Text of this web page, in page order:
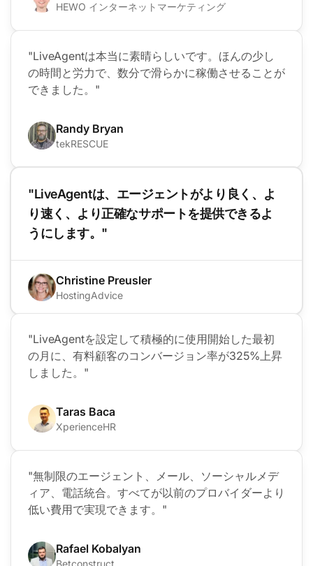
HEWO インターネットマーケティング
"LiveAgentは本当に素晴らしいです。ほんの少し
の時間と労力で、数分で滑らかに稼働させることが
できました。"
Randy Bryan
tekRESCUE
"LiveAgentは、エージェントがより良く、よ
り速く、より正確なサポートを提供できるよ
うにします。"
Christine Preusler
HostingAdvice
"LiveAgentを設定して積極的に使用開始した最初
の月に、有料顧客のコンバージョン率が325%上昇
しました。"
Taras Baca
XperienceHR
"無制限のエージェント、メール、ソーシャルメデ
ィア、電話統合。すべてが以前のプロバイダーより
低い費用で実現できます。"
Rafael Kobalyan